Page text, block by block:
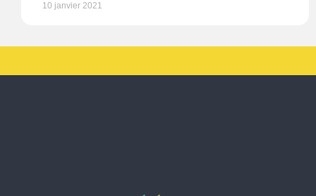
10 janvier 2021